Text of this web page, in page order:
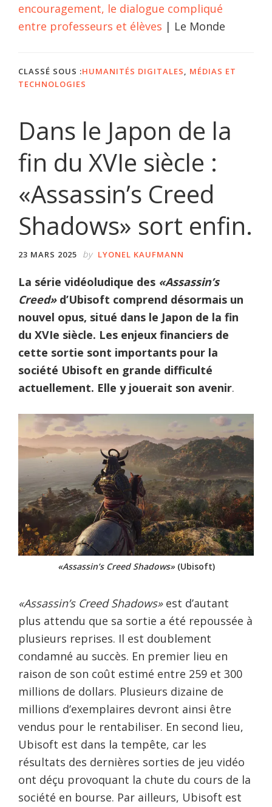
encouragement, le dialogue compliqué
entre professeurs et élèves | Le Monde
CLASSÉ SOUS :HUMANITÉS DIGITALES, MÉDIAS ET
TECHNOLOGIES
Dans le Japon de la
fin du XVIe siècle :
«Assassin’s Creed
Shadows» sort enfin.
23 MARS 2025 by LYONEL KAUFMANN
La série vidéoludique des «Assassin’s
Creed»d’Ubisoft comprend désormais un
nouvel opus, situé dans le Japon de la fin
du XVIe siècle. Les enjeux financiers de
cette sortie sont importants pour la
société Ubisoft en grande difficulté
actuellement. Elle y jouerait son avenir.
«Assassin’s Creed Shadows»(Ubisoft)
«Assassin’s Creed Shadows»est d’autant
plus attendu que sa sortie a été repoussée à
plusieurs reprises. Il est doublement
condamné au succès. En premier lieu en
raison de son coût estimé entre 259 et 300
millions de dollars. Plusieurs dizaine de
millions d’exemplaires devront ainsi être
vendus pour le rentabiliser. En second lieu,
Ubisoft est dans la tempête, car les
résultats des dernières sorties de jeu vidéo
ont déçu provoquant la chute du cours de la
société en bourse. Par ailleurs, Ubisoft est